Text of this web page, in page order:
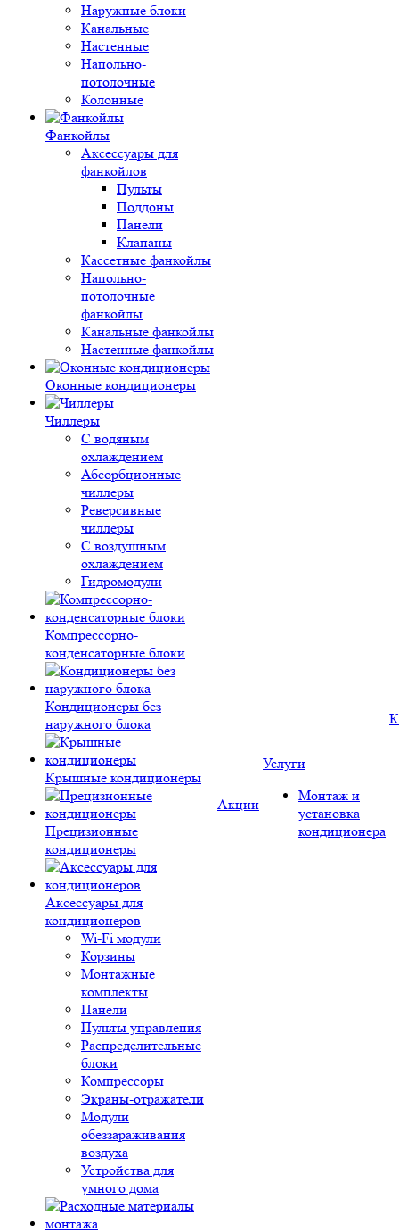
Наружные блоки
Канальные
Настенные
Напольно-
потолочные
Колонные
Фанкойлы
Аксессуары для
фанкойлов
Пульты
Поддоны
Панели
Клапаны
Кассетные фанкойлы
Напольно-
потолочные
фанкойлы
Канальные фанкойлы
Настенные фанкойлы
Оконные кондиционеры
Чиллеры
С водяным
охлаждением
Абсорбционные
чиллеры
Реверсивные
чиллеры
С воздушным
охлаждением
Гидромодули
Компрессорно-
конденсаторные блоки
Кондиционеры без
наружного блока
Крышные кондиционеры
Прецизионные
кондиционеры
Аксессуары для
кондиционеров
Wi-Fi модули
Корзины
Монтажные
комплекты
Панели
Пульты управления
Распределительные
блоки
Компрессоры
Экраны-отражатели
Модули
обеззараживания
воздуха
Устройства для
умного дома
Акции
Услуги
Монтаж и
установка
кондиционера